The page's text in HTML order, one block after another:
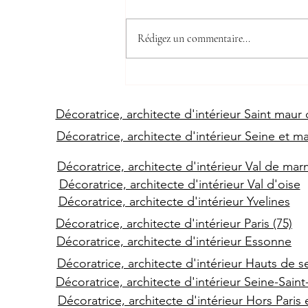
Pièce sans Travaux en
Décoration d'Intérieur
Rédigez un commentaire...
Décoratrice, architecte d'intérieur Saint maur
Décoratrice, architecte d'intérieur Seine et
Décoratrice, architecte d'intérieur Val de
Décoratrice, architecte d'intérieur Val d'oise
Décoratrice, architecte d'intérieur Yvelines
Décoratrice, architecte d'intérieur Paris (75)
Décoratrice, architecte d'intérieur Essonne
Décoratrice, architecte d'intérieur Hauts de
Décoratrice, architecte d'intérieur Seine-
Décoratrice, architecte d'intérieur Hors Paris